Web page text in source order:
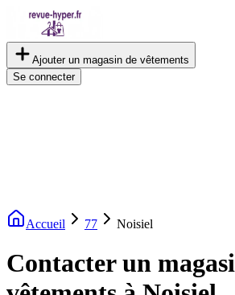
Ajouter un magasin de vêtements
Se connecter
Accueil 77 Noisiel
Contacter un